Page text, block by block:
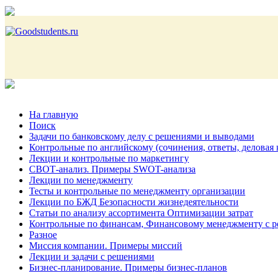
На главную
Поиск
Задачи по банковскому делу с решениями и выводами
Контрольные по английскому (сочинения, ответы, деловая
Лекции и контрольные по маркетингу
СВОТ-анализ. Примеры SWOT-анализа
Лекции по менеджменту
Тесты и контрольные по менеджменту организации
Лекции по БЖД Безопасности жизнедеятельности
Статьи по анализу ассортимента Оптимизации затрат
Контрольные по финансам, Финансовому менеджменту с
Разное
Миссия компании. Примеры миссий
Лекции и задачи с решениями
Бизнес-планирование. Примеры бизнес-планов